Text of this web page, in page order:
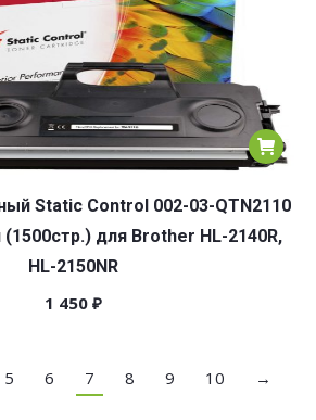
Static Control 002-03-QTN2110
для Brother HL-2140R,
HL-2150NR
1 450 ₽
5 6 7 8 9 10 →